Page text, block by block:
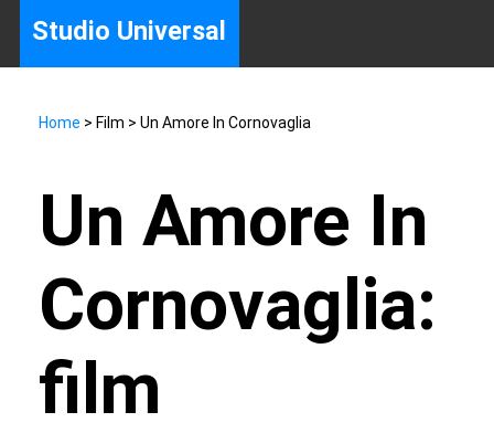
Studio Universal
Home > Film > Un Amore In Cornovaglia
Un Amore In
Cornovaglia:
film